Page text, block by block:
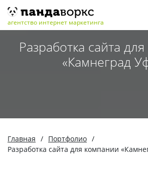
агентство интернет маркетинга
Разработка сайта
«Камнеград
Главная / Портфолио /
Разработка сайта для компании